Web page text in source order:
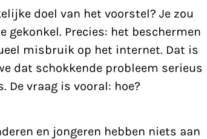
doel van het voorstel? Je zou
gekonkel. Precies: het beschermen
misbruik op het internet. Dat is
dat schokkende probleem serieus
De vraag is vooral: hoe?
en jongeren hebben niets aan